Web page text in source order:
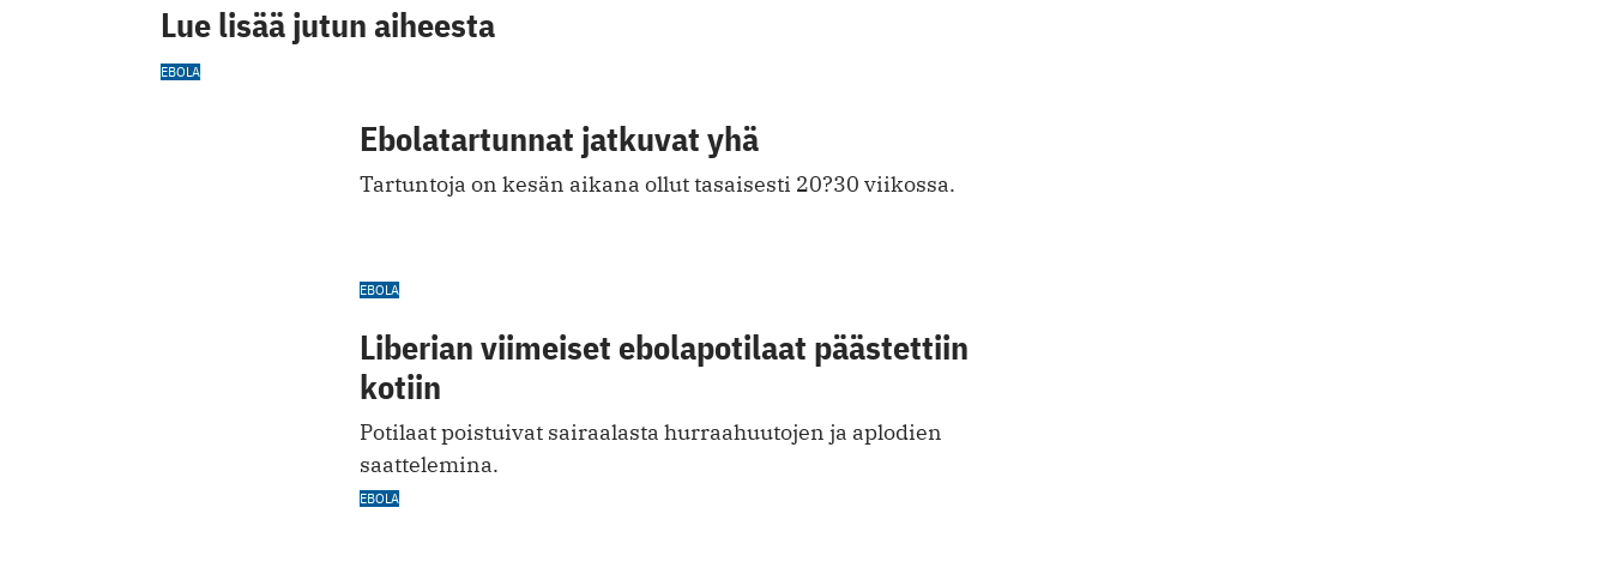
Lue lisää jutun aiheesta
EBOLA
Ebolatartunnat jatkuvat yhä
Tartuntoja on kesän aikana ollut tasaisesti 20?30 viikossa.
EBOLA
Liberian viimeiset ebolapotilaat päästettiin
kotiin
Potilaat poistuivat sairaalasta hurraahuutojen ja aplodien
saattelemina.
EBOLA